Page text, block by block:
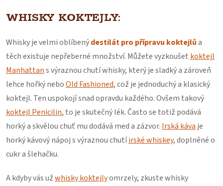
WHISKY KOKTEJLY:
Whisky je velmi oblíbenýdestilát pro přípravu koktejlůa
těch existuje nepřeberné množství. Můžete vyzkoušet koktejl
Manhattans výraznou chutí whisky, který je sladký a zároveň
lehce hořký neboOld Fashioned, což je jednoduchý a klasický
koktejl. Ten uspokojí snad opravdu každého. Ovšem takový
koktejl Penicilin, to je skutečný lék. Často se totiž podává
horký a skvělou chuť mu dodává med a zázvor. Irská káva je
horký kávový nápoj s výraznou chutíirské whiskey, doplněné o
cukr a šlehačku.
A kdyby vás užwhisky koktejlyomrzely, zkuste whisky